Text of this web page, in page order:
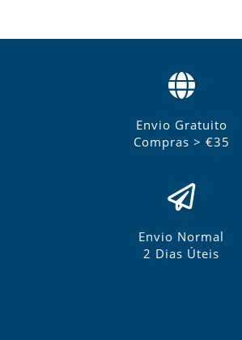
Envio Gratuito
Compras > €35
Envio Normal
2 Dias Úteis